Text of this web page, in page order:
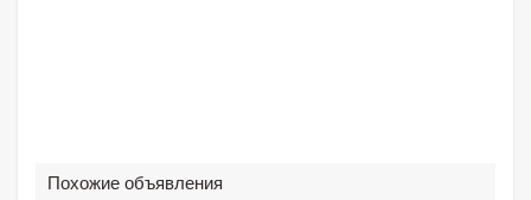
Похожие объявления